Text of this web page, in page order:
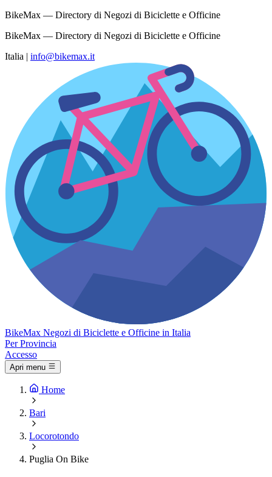
BikeMax — Directory di Negozi di Biciclette e Officine
BikeMax — Directory di Negozi di Biciclette e Officine
Italia | info@bikemax.it
BikeMax Negozi di Biciclette e Officine in Italia
Per Provincia
Accesso
Apri menu
Home
Bari
Locorotondo
Puglia On Bike